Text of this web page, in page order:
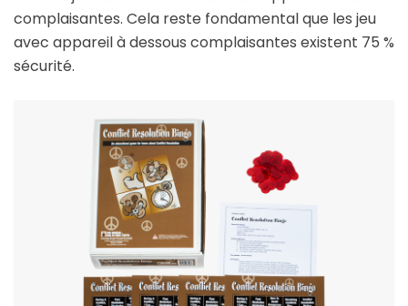
complaisantes. Cela reste fondamental que les jeu
avec appareil à dessous complaisantes existent 75 %
sécurité.